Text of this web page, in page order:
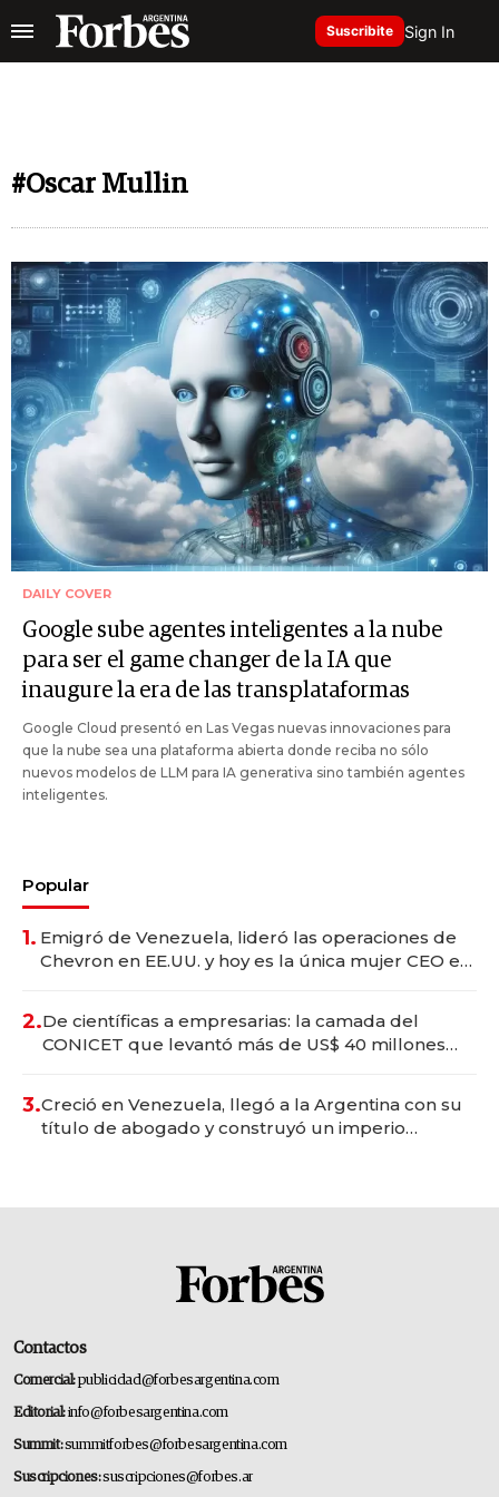
Suscribite Sign In
#Oscar Mullin
DAILY COVER
Google sube agentes inteligentes a la nube
para ser el game changer de la IA que
inaugure la era de las transplataformas
Google Cloud presentó en Las Vegas nuevas innovaciones para
que la nube sea una plataforma abierta donde reciba no sólo
nuevos modelos de LLM para IA generativa sino también agentes
inteligentes.
Popular
1. Emigró de Venezuela, lideró las operaciones de
Chevron en EE.UU. y hoy es la única mujer CEO en
2.De científicas a empresarias: la camada del
CONICET que levantó más de US$ 40 millones
3.Creció en Venezuela, llegó a la Argentina con su
título de abogado y construyó un imperio
Contactos
Comercial:publicidad@forbesargentina.com
Editorial:info@forbesargentina.com
Summit:summitforbes@forbesargentina.com
Suscripciones:suscripciones@forbes.ar